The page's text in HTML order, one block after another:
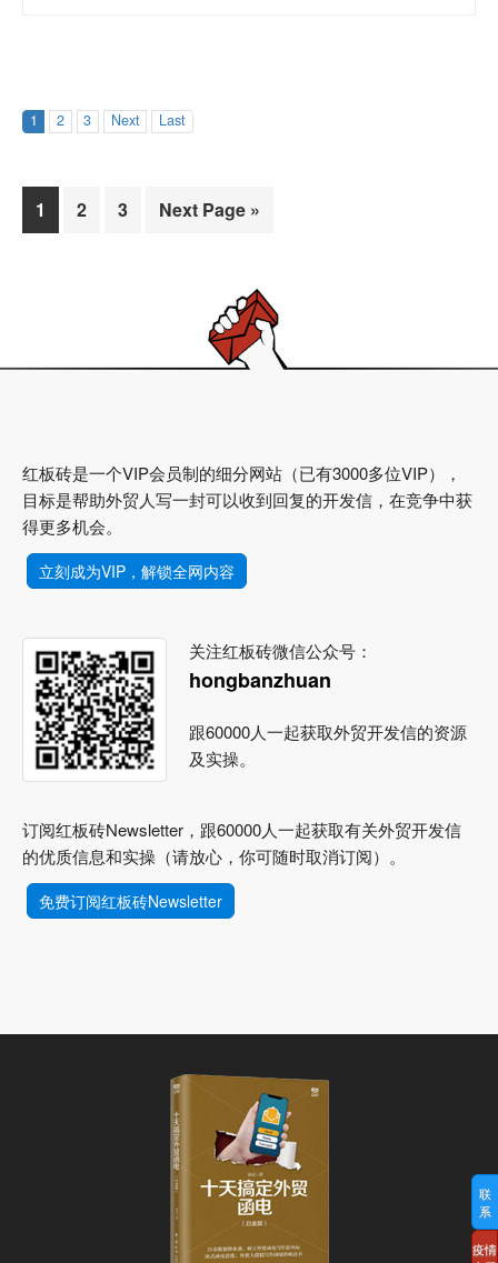
1 2 3 Next Last
Page
1 Page
2 Page
3 Next Page »
红板砖是一个VIP会员制的细分网站（已有3000多位VIP），
目标是帮助外贸人写一封可以收到回复的开发信，在竞争中获
得更多机会。
立刻成为VIP，解锁全网内容
关注红板砖微信公众号：
hongbanzhuan
跟60000人一起获取外贸开发信的资源
及实操。
订阅红板砖Newsletter，跟60000人一起获取有关外贸开发信
的优质信息和实操（请放心，你可随时取消订阅）。
免费订阅红板砖Newsletter
联
系
疫情